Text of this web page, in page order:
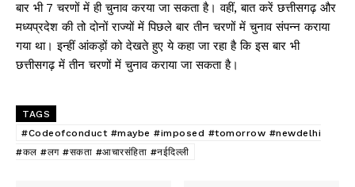
बार भी 7 चरणों में ही चुनाव करया जा सकता है। वहीं, बात करें छत्तीसगढ़ और
मध्यप्रदेश की तो दोनों राज्यों में पिछले बार तीन चरणों में चुनाव संपन्न कराया
गया था। इन्हीं आंकड़ों को देखते हुए ये कहा जा रहा है कि इस बार भी
छत्तीसगढ़ में तीन चरणों में चुनाव कराया जा सकता है।
TAGS
#Codeofconduct #maybe #imposed #tomorrow #newdelhi
#कल #लग #सकता #आचारसंहिता #नईदिल्ली